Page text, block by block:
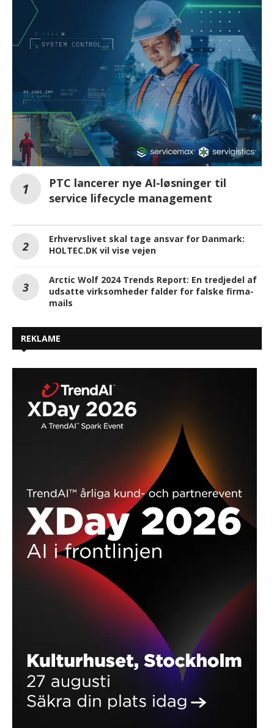
PTC lancerer nye AI-løsninger til
service lifecycle management
Erhvervslivet skal tage ansvar for Danmark:
HOLTEC.DK vil vise vejen
Arctic Wolf 2024 Trends Report: En tredjedel af
udsatte virksomheder falder for falske firma-
mails
REKLAME